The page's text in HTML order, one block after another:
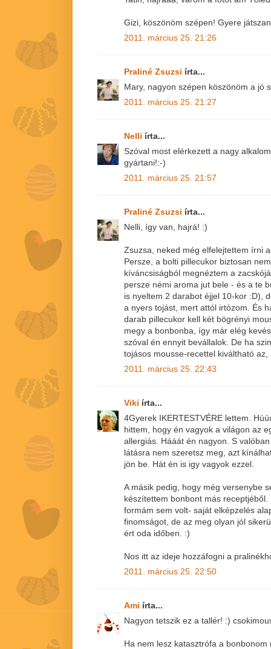
Gizi, köszönöm szépen! Gyere
2011. március 25. 21:26
Praliné Zsuzsi írta...
Mary, nagyon szépen köszönöm a jó
2011. március 25. 21:27
Nelli írta...
Szóval most elérkezett a nagy
gyártani!:-)
2011. március 25. 21:57
Praliné Zsuzsi írta...
Nelli, így van, hajrá! :)
Zsuzsa, neked még elfelejtettem írni
Persze, a bolti pillecukor biztosan
kíváncsiságból megnéztem a
persze némi aroma jut bele - és a te
is nyeltem 2 darabot éjjel 10-kor :D),
a nyers tojást, mert attól irtózom. És
darab pillecukor kell két bögrényi
megy a bonbonba, így már elég
szóval én ennyit bevállalok. De ha
tojásos mousse-recettel kiváltható
2011. március 25. 22:43
Viki írta...
4Gyerek IKERTESTVÉRE lettem.
hittem, hogy én vagyok a világon az
allergiás. Hááát én nagyon. S
látásra nem szeretsz meg, azt
jön be. Hát én is igy vagyok ezzel.
A másik pedig, hogy még versenybe
készítettem bonbont más
formám sem volt- saját elképzelés
finomságot, de az meg olyan jól
ért oda időben. :)
Nos itt az ideje hozzáfogni a
2011. március 25. 22:50
Ami írta...
Nagyon tetszik ez a tallér! :)
Ha nem lesz katasztrófa a